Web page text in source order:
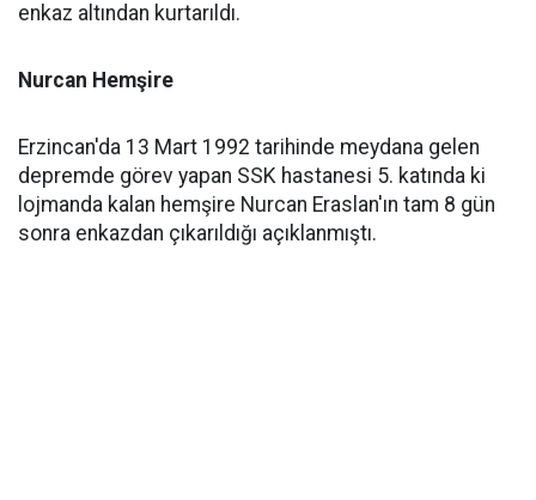
enkaz altından kurtarıldı.
Nurcan Hemşire
Erzincan'da 13 Mart 1992 tarihinde meydana gelen
depremde görev yapan SSK hastanesi 5. katında ki
lojmanda kalan hemşire Nurcan Eraslan'ın tam 8 gün
sonra enkazdan çıkarıldığı açıklanmıştı.